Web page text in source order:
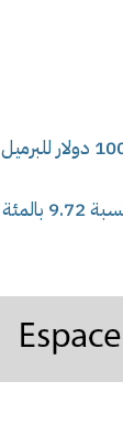
وارتفعت العقود الآجلة لخام برنت بمقدار 8.48 دولار للبرميل أو 9.22 بالمئة لتصل إلى 100.46 دولار للبرميل
وسجلت العقود الآجلة لخام /غرب تكساس/ الوسيط الأمريكي ارتفاعا بمقدار 8.48 دولار أو بنسبة 9.72 بالمئة